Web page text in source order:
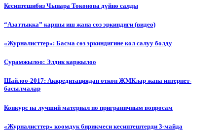
Кесиптешибиз Чынара Токонова дүйнө салды
“Азаттыкка” каршы иш жана сөз эркиндиги (видео)
«Журналисттер»: Басма сөз эркиндигине кол салуу болду
Сурамжылоо: Элдик каржылоо
Шайлоо-2017: Аккредитациядан өткөн ЖМКлар жана интернет-
басылмалар
Конкурс на лучший материал по приграничным вопросам
«Журналисттер» коомдук бирикмеси кесиптештерди 3-майда